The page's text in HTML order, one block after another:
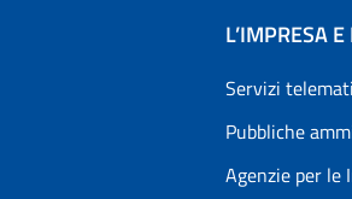
L’IMPRESA
Servizi
Pubbliche
Agenzie per le